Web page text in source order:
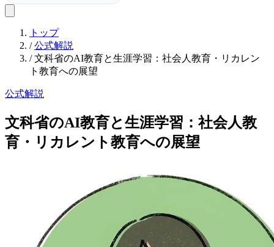
トップ
/ 公式解説
/ 文科省のAI教育と生涯学習：社会人教育・リカレン
ト教育への展望
公式解説
文科省のAI教育と生涯学習：社会人教
育・リカレント教育への展望